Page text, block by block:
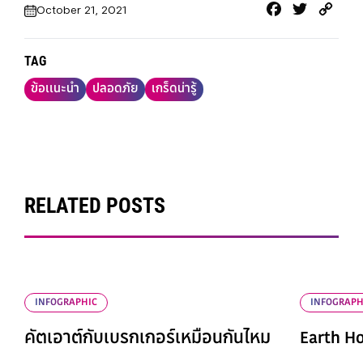
October 21, 2021
Facebook
Twitter
TAG
ข้อเเนะนำ ปลอดภัย เกร็ดน่ารู้
RELATED POSTS
INFOGRAPHIC
คัตเอาต์กับเบรกเกอร์เหมือนกันไหม
Earth